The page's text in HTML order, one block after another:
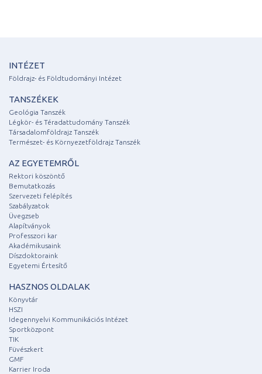
INTÉZET
Földrajz- és Földtudományi Intézet
TANSZÉKEK
Geológia Tanszék
Légkör- és Téradattudomány Tanszék
Társadalomföldrajz Tanszék
Természet- és Környezetföldrajz Tanszék
AZ EGYETEMRŐL
Rektori köszöntő
Bemutatkozás
Szervezeti felépítés
Szabályzatok
Üvegzseb
Alapítványok
Professzori kar
Akadémikusaink
Díszdoktoraink
Egyetemi Értesítő
HASZNOS OLDALAK
Könyvtár
HSZI
Idegennyelvi Kommunikációs Intézet
Sportközpont
TIK
Füvészkert
GMF
Karrier Iroda